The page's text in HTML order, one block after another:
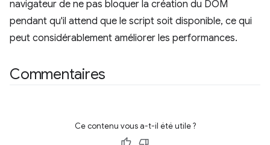
navigateur de ne pas bloquer la création du DOM
pendant qu'il attend que le script soit disponible, ce qui
peut considérablement améliorer les performances.
Commentaires
Ce contenu vous a-t-il été utile ?